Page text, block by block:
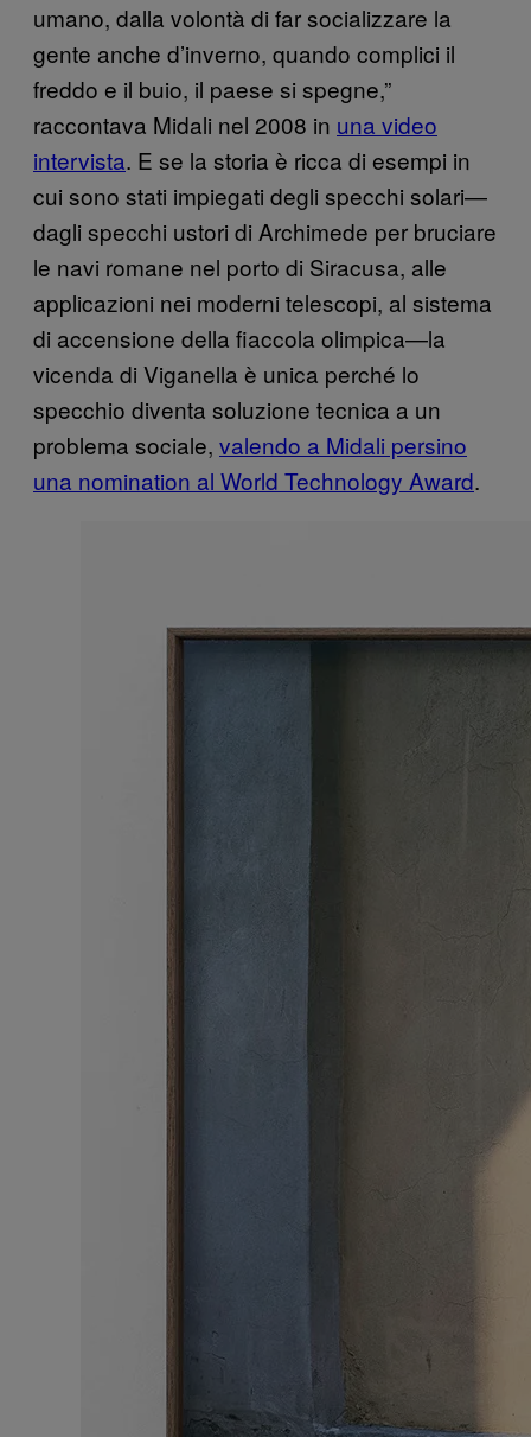
umano, dalla volontà di far socializzare la
gente anche d’inverno, quando complici il
freddo e il buio, il paese si spegne,”
raccontava Midali nel 2008 in una video
intervista. E se la storia è ricca di esempi in
cui sono stati impiegati degli specchi solari—
dagli specchi ustori di Archimede per bruciare
le navi romane nel porto di Siracusa, alle
applicazioni nei moderni telescopi, al sistema
di accensione della fiaccola olimpica—la
vicenda di Viganella è unica perché lo
specchio diventa soluzione tecnica a un
problema sociale, valendo a Midali persino
una nomination al World Technology Award.